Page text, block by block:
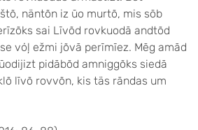
näntõn iz ūo murtõ, mis sōb
sai Līvõd rovkuodā andtõd
vȯļ ežmi jõvā perīmīez. Mēg amād
pidābõd amniggõks siedā
līvõ rovvõn, kis täs rāndas um